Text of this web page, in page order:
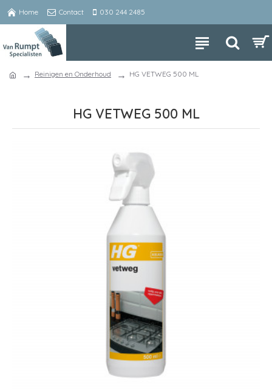
Home Contact 030 244 2485
Reinigen en Onderhoud HG VETWEG 500 ML
HG VETWEG 500 ML